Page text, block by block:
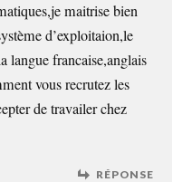
maitrise bien
d’exploitaion,le
langue francaise,anglais
vous recrutez les
de travailer chez
RÉPONSE